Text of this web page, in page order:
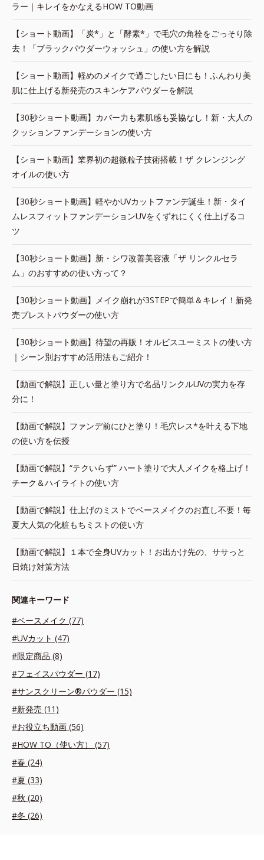
ラー｜キレイをかなえるHOW TO動画
【ショート動画】「炭*」と「酵素*」で毛穴の角栓をごっそり除
去！「ブラックパウダーウォッシュ」の使い方を解説
【ショート動画】軽めのメイクで過ごしたい日にも！ふんわり美
肌に仕上げる新発売のスキンケアパウダーを解説
【30秒ショート動画】カバー力も素肌感も妥協なし！新・大人の
クッションファンデーションの使い方
【ショート動画】業界初の超微粒子技術搭載！ザ クレンジング
オイルの使い方
【30秒ショート動画】軽やかUVカットファンデ誕生！新・タイ
ムレスフィットファンデーションUVをくずれにくく仕上げるコ
ツ
【30秒ショート動画】新・シワ改善美容液「ザ リンクルセラ
ム」のおすすめの使い方って？
【30秒ショート動画】メイク崩れが3STEPで簡単＆キレイ！新発
売プレストパウダーの使い方
【30秒ショート動画】待望の再販！オルビスユーミストの使い方
｜シーン別おすすめ活用法もご紹介！
【動画で解説】正しい量と塗り方で名品リンクルUVの実力を存
分に！
【動画で解説】ファンデ前にひと塗り！毛穴レス*を叶える下地
の使い方を伝授
【動画で解説】“テクいらず” ハート塗りで大人メイクを格上げ！
チーク＆ハイライトの使い方
【動画で解説】仕上げのミストでベースメイクのお直し不要！毎
夏大人気の化粧もちミストの使い方
【動画で解説】１本で全身UVカット！お出かけ先の、ササっと
日焼け対策方法
関連キーワード
#ベースメイク (77)
#UVカット (47)
#限定商品 (8)
#フェイスパウダー (17)
#サンスクリーン®パウダー (15)
#新発売 (11)
#お役立ち動画 (56)
#HOW TO（使い方） (57)
#春 (24)
#夏 (33)
#秋 (20)
#冬 (26)